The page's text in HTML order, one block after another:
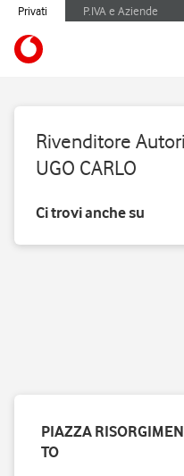
Privati P.IVA e Aziende
Rivenditore
UGO CARLO
Ci trovi anche su
PIAZZA
TO